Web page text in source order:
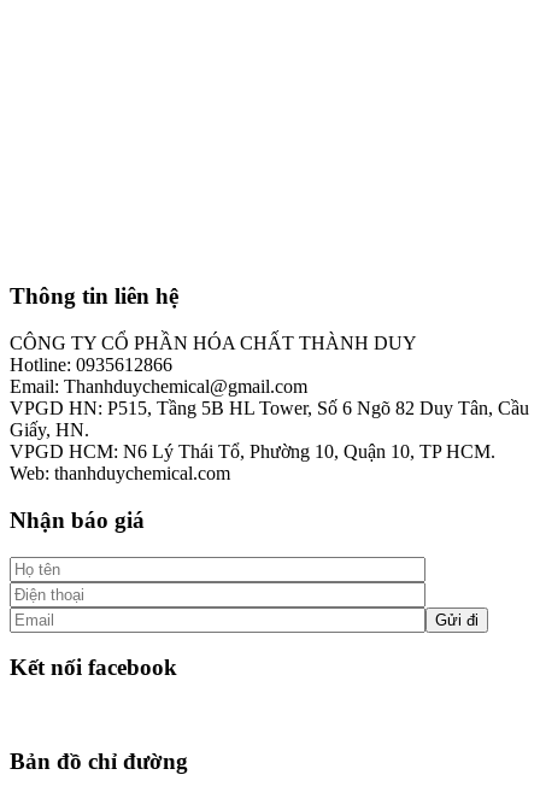
Thông tin liên hệ
CÔNG TY CỔ PHẦN HÓA CHẤT THÀNH DUY
Hotline: 0935612866
Email: Thanhduychemical@gmail.com
VPGD HN: P515, Tầng 5B HL Tower, Số 6 Ngõ 82 Duy Tân, Cầu
Giấy, HN.
VPGD HCM: N6 Lý Thái Tổ, Phường 10, Quận 10, TP HCM.
Web: thanhduychemical.com
Nhận báo giá
Kết nối facebook
Bản đồ chỉ đường